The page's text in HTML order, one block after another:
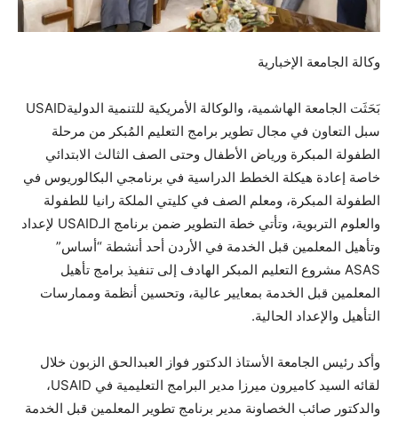
وكالة الجامعة الإخبارية
بَحَثَت الجامعة الهاشمية، والوكالة الأمريكية للتنمية الدوليةUSAID
سبل التعاون في مجال تطوير برامج التعليم المُبكر من مرحلة
الطفولة المبكرة ورياض الأطفال وحتى الصف الثالث الابتدائي
خاصة إعادة هيكلة الخطط الدراسية في برنامجي البكالوريوس في
الطفولة المبكرة، ومعلم الصف في كليتي الملكة رانيا للطفولة
والعلوم التربوية، وتأتي خطة التطوير ضمن برنامج الـUSAID لإعداد
وتأهيل المعلمين قبل الخدمة في الأردن أحد أنشطة “أساس”
ASAS مشروع التعليم المبكر الهادف إلى تنفيذ برامج تأهيل
المعلمين قبل الخدمة بمعايير عالية، وتحسين أنظمة وممارسات
التأهيل والإعداد الحالية.
وأكد رئيس الجامعة الأستاذ الدكتور فواز العبدالحق الزبون خلال
لقائه السيد كاميرون ميرزا مدير البرامج التعليمية في USAID،
والدكتور صائب الخصاونة مدير برنامج تطوير المعلمين قبل الخدمة